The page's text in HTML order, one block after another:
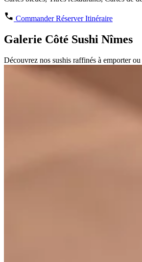
CommanderRéserverItinéraire
Galerie Côté Sushi Nîmes
Découvrez nos sushis raffinés à emporter